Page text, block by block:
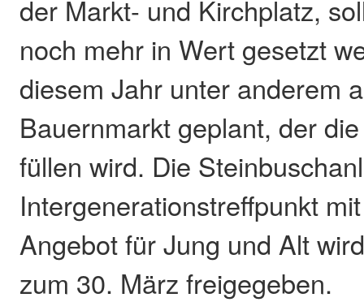
der Markt- und Kirchplatz,
noch mehr in Wert gesetzt
diesem Jahr unter anderem
Bauernmarkt geplant, der
füllen wird. Die
Intergenerationstreffpunkt
Angebot für Jung und Alt
zum 30. März freigegeben.